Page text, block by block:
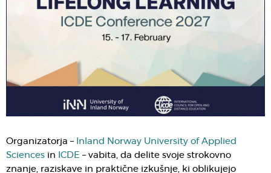
Organizatorja – Inland Norway University of Applied
Sciences in ICDE – vabita, da delite svoje strokovno
znanje, raziskave in praktične izkušnje, ki oblikujejo